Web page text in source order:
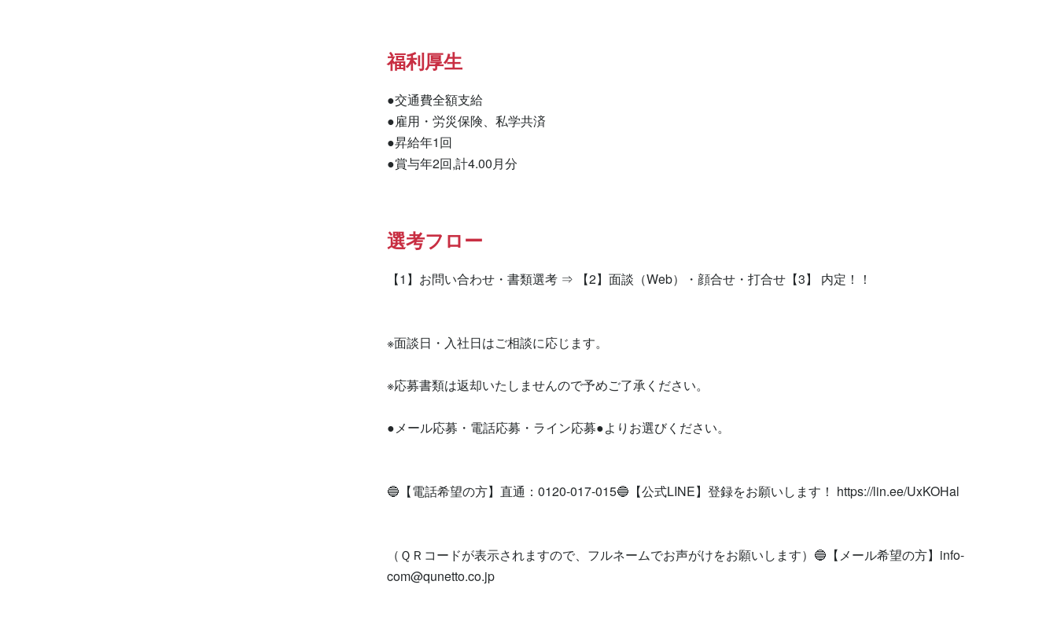
福利厚生
●交通費全額支給
●雇用・労災保険、私学共済
●昇給年1回
●賞与年2回,計4.00月分
選考フロー
【1】お問い合わせ・書類選考 ⇒ 【2】面談（Web）・顔合せ・打合せ【3】 内定！！
※面談日・入社日はご相談に応じます。
※応募書類は返却いたしませんので予めご了承ください。
●メール応募・電話応募・ライン応募●よりお選びください。
🔵【電話希望の方】直通：0120-017-015🔵【公式LINE】登録をお願いします！ https://lin.ee/UxKOHal
（ＱＲコードが表示されますので、フルネームでお声がけをお願いします）🔵【メール希望の方】 info-
com@qunetto.co.jp